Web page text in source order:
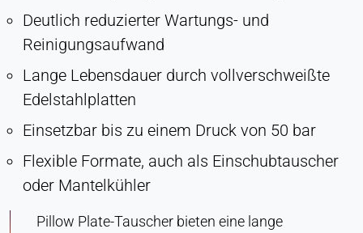
Deutlich reduzierter Wartungs- und
Reinigungsaufwand
Lange Lebensdauer durch vollverschweißte
Edelstahlplatten
Einsetzbar bis zu einem Druck von 50 bar
Flexible Formate, auch als Einschubtauscher
oder Mantelkühler
Pillow Plate-Tauscher bieten eine lange